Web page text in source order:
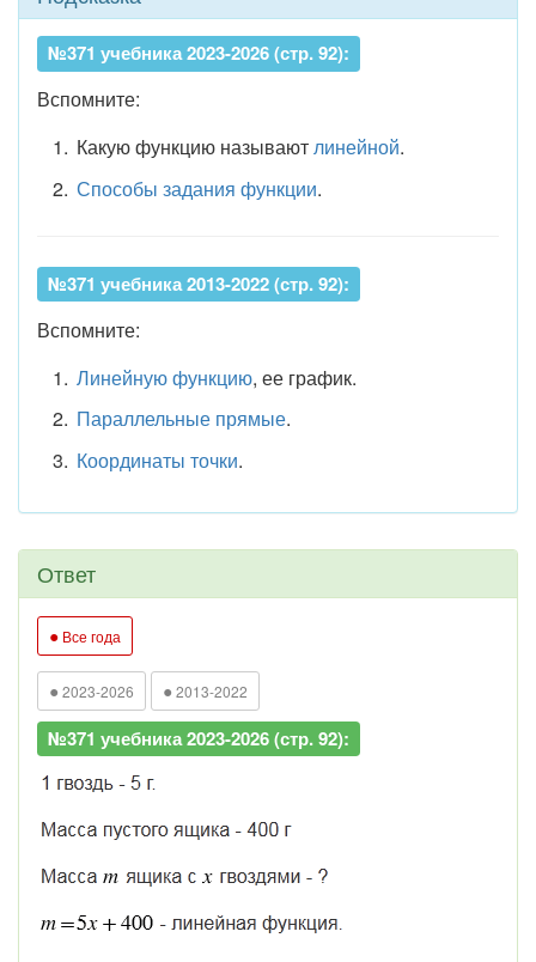
№371 учебника 2023-2026 (стр. 92):
Вспомните:
Какую функцию называютлинейной.
Способы задания функции.
№371 учебника 2013-2022 (стр. 92):
Вспомните:
Линейную функцию, ее график.
Параллельные прямые.
Координаты точки.
Ответ
● Все года
● 2023-2026 ● 2013-2022
№371 учебника 2023-2026 (стр. 92):